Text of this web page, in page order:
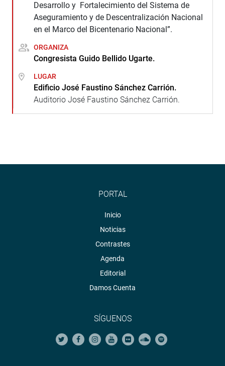
Desarrollo y Fortalecimiento del Sistema de
Aseguramiento y de Descentralización Nacional
en el Marco del Bicentenario Nacional”.
ORGANIZA
Congresista Guido Bellido Ugarte.
LUGAR
Edificio José Faustino Sánchez Carrión.
Auditorio José Faustino Sánchez Carrión.
PORTAL
Inicio
Noticias
Contrastes
Agenda
Editorial
Damos Cuenta
SÍGUENOS